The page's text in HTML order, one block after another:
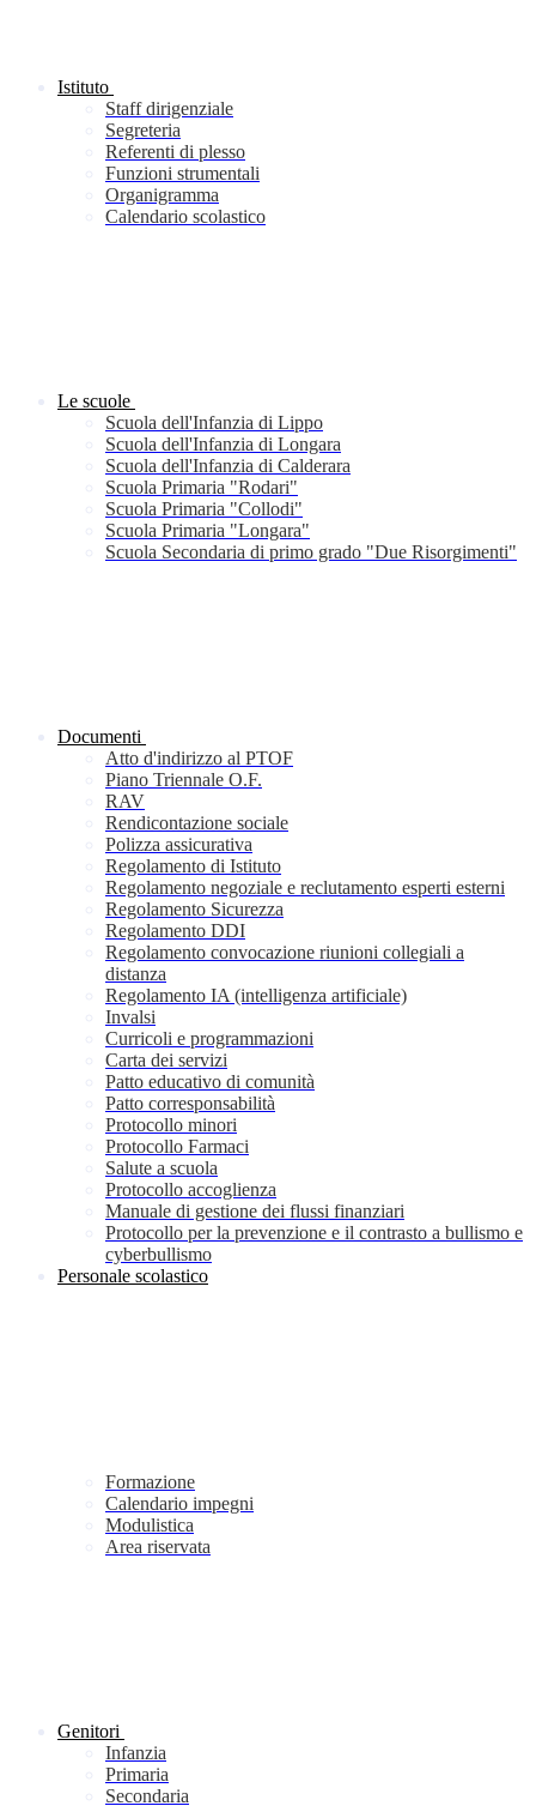
Istituto
Staff dirigenziale
Segreteria
Referenti di plesso
Funzioni strumentali
Organigramma
Calendario scolastico
Le scuole
Scuola dell'Infanzia di Lippo
Scuola dell'Infanzia di Longara
Scuola dell'Infanzia di Calderara
Scuola Primaria "Rodari"
Scuola Primaria "Collodi"
Scuola Primaria "Longara"
Scuola Secondaria di primo grado "Due Risorgimenti"
Documenti
Atto d'indirizzo al PTOF
Piano Triennale O.F.
RAV
Rendicontazione sociale
Polizza assicurativa
Regolamento di Istituto
Regolamento negoziale e reclutamento esperti esterni
Regolamento Sicurezza
Regolamento DDI
Regolamento convocazione riunioni collegiali a
distanza
Regolamento IA (intelligenza artificiale)
Invalsi
Curricoli e programmazioni
Carta dei servizi
Patto educativo di comunità
Patto corresponsabilità
Protocollo minori
Protocollo Farmaci
Salute a scuola
Protocollo accoglienza
Manuale di gestione dei flussi finanziari
Protocollo per la prevenzione e il contrasto a bullismo e
cyberbullismo
Personale scolastico
Formazione
Calendario impegni
Modulistica
Area riservata
Genitori
Infanzia
Primaria
Secondaria